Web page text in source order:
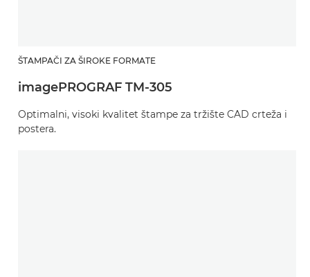
ŠTAMPAČI ZA ŠIROKE FORMATE
imagePROGRAF TM-305
Optimalni, visoki kvalitet štampe za tržište CAD crteža i
postera.